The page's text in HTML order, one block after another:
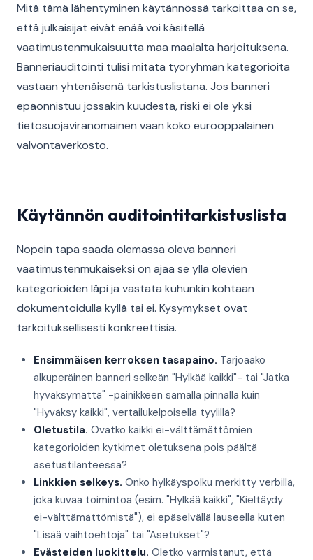
Mitä tämä lähentyminen käytännössä tarkoittaa on se,
että julkaisijat eivät enää voi käsitellä
vaatimustenmukaisuutta maa maalalta harjoituksena.
Banneriauditointi tulisi mitata työryhmän kategorioita
vastaan yhtenäisenä tarkistuslistana. Jos banneri
epäonnistuu jossakin kuudesta, riski ei ole yksi
tietosuojaviranomainen vaan koko eurooppalainen
valvontaverkosto.
Käytännön auditointitarkistuslista
Nopein tapa saada olemassa oleva banneri
vaatimustenmukaiseksi on ajaa se yllä olevien
kategorioiden läpi ja vastata kuhunkin kohtaan
dokumentoidulla kyllä tai ei. Kysymykset ovat
tarkoituksellisesti konkreettisia.
Ensimmäisen kerroksen tasapaino. Tarjoaako
alkuperäinen banneri selkeän "Hylkää kaikki"- tai "Jatka
hyväksymättä" -painikkeen samalla pinnalla kuin
"Hyväksy kaikki", vertailukelpoisella tyylillä?
Oletustila. Ovatko kaikki ei-välttämättömien
kategorioiden kytkimet oletuksena pois päältä
asetustilanteessa?
Linkkien selkeys. Onko hylkäyspolku merkitty verbillä,
joka kuvaa toimintoa (esim. "Hylkää kaikki", "Kieltäydy
ei-välttämättömistä"), ei epäselvällä lauseella kuten
"Lisää vaihtoehtoja" tai "Asetukset"?
Evästeiden luokittelu. Oletko varmistanut, että